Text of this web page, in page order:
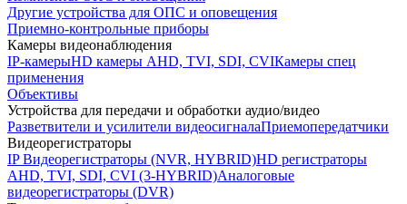
Другие устройства для ОПС и оповещения
Приемно-контрольные приборы
Камеры видеонаблюдения
IP-камерыHD камеры AHD, TVI, SDI, CVIКамеры спец
применения
Объективы
Устройства для передачи и обработки аудио/видео
Разветвители и усилители видеосигналаПриемопередатчики
Видеорегистраторы
IP Видеорегистраторы (NVR, HYBRID)HD регистраторы
AHD, TVI, SDI, CVI (3-HYBRID)Аналоговые
видеорегистраторы (DVR)